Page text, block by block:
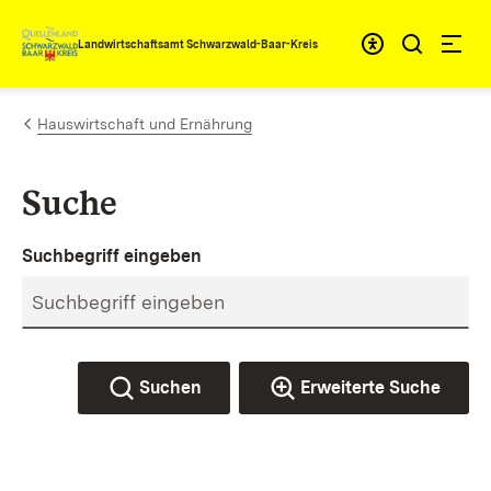
Zum Inhalt springen
Landwirtschaftsamt Schwarzwald-Baar-Kreis
Hauswirtschaft und Ernährung
Suche
Suchbegriff eingeben
Suchen Erweiterte Suche